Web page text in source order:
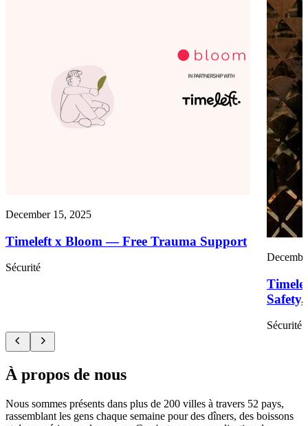
December 15, 2025
Timeleft x Bloom — Free Trauma Support
Sécurité
Sécurité
À propos de nous
Nous sommes présents dans plus de 200 villes à travers 52 pays,
rassemblant les gens chaque semaine pour des dîners, des boissons